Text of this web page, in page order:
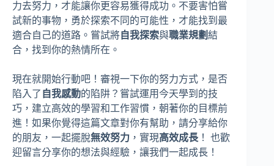
力去努力，才能讓你更容易獲得成功。不要害怕嘗
試新的事物，勇於探索不同的可能性，才能找到最
適合自己的道路。嘗試將自我探索與職業規劃結
合，找到你的熱情所在。
現在就開始行動吧！審視一下你的努力方式，是否
陷入了 自我感動的陷阱？嘗試運用今天學到的技
巧，建立高效的學習和工作習慣，朝著你的目標前
進！如果你覺得這篇文章對你有幫助，請分享給你
的朋友，一起擺脫無效努力 ，實現高效成長 ！ 也歡
迎留言分享你的想法與經驗，讓我們一起成長！